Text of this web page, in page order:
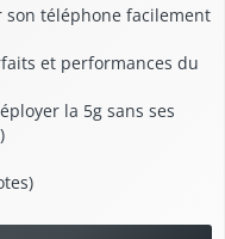
son téléphone facilement
et performances du
la 5g sans ses